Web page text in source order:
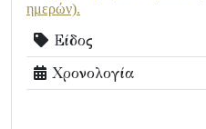
ημερών).
Είδος
Χρονολογία